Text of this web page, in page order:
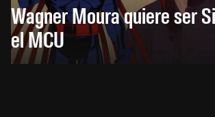
Wagner Moura quiere ser
el MCU